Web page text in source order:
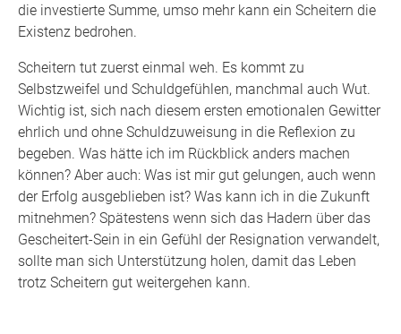
die investierte Summe, umso mehr kann ein Scheitern die
Existenz bedrohen.
Scheitern tut zuerst einmal weh. Es kommt zu
Selbstzweifel und Schuldgefühlen, manchmal auch Wut.
Wichtig ist, sich nach diesem ersten emotionalen Gewitter
ehrlich und ohne Schuldzuweisung in die Reflexion zu
begeben. Was hätte ich im Rückblick anders machen
können? Aber auch: Was ist mir gut gelungen, auch wenn
der Erfolg ausgeblieben ist? Was kann ich in die Zukunft
mitnehmen? Spätestens wenn sich das Hadern über das
Gescheitert-Sein in ein Gefühl der Resignation verwandelt,
sollte man sich Unterstützung holen, damit das Leben
trotz Scheitern gut weitergehen kann.